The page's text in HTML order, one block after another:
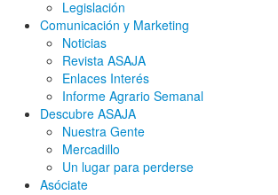
Legislación
Comunicación y Marketing
Noticias
Revista ASAJA
Enlaces Interés
Informe Agrario Semanal
Descubre ASAJA
Nuestra Gente
Mercadillo
Un lugar para perderse
Asóciate